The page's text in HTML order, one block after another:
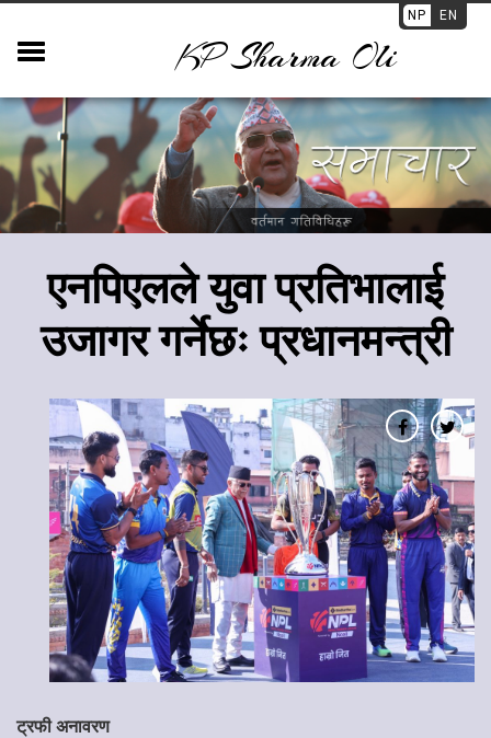
NP EN
KP Sharma Oli
एनपिएलले युवा प्रतिभालाई
उजागर गर्नेछः प्रधानमन्त्री
ट्रफी अनावरण